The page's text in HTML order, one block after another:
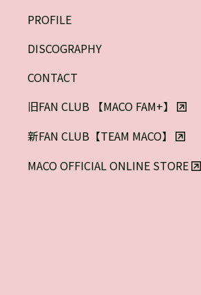
PROFILE
DISCOGRAPHY
CONTACT
旧FAN CLUB 【MACO FAM+】
新FAN CLUB【TEAM MACO】
MACO OFFICIAL ONLINE STORE